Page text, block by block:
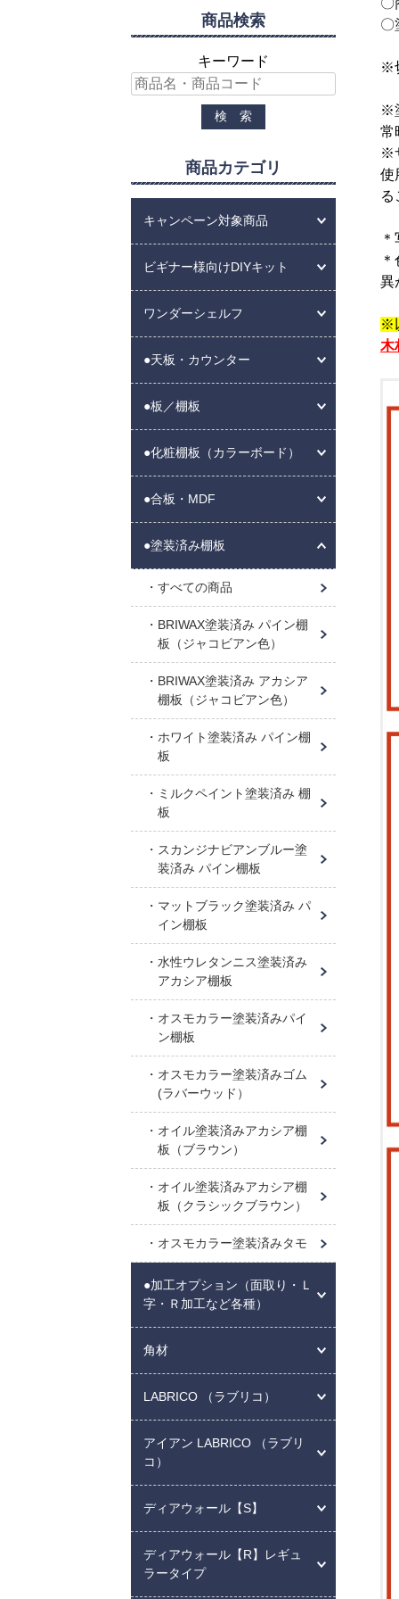
〇
※
※
常
※
使
る
＊
異
※
木
商品検索
キーワード
商品カテゴリ
キャンペーン対象商品
ビギナー様向けDIYキット
ワンダーシェルフ
●天板・カウンター
●板／棚板
●化粧棚板（カラーボード）
●合板・MDF
●塗装済み棚板
すべての商品
BRIWAX塗装済み パイン棚
板（ジャコビアン色）
BRIWAX塗装済み アカシア
棚板（ジャコビアン色）
ホワイト塗装済み パイン棚
板
ミルクペイント塗装済み 棚
板
スカンジナビアンブルー塗
装済み パイン棚板
マットブラック塗装済み パ
イン棚板
水性ウレタンニス塗装済み
アカシア棚板
オスモカラー塗装済みパイ
ン棚板
オスモカラー塗装済みゴム
(ラバーウッド）
オイル塗装済みアカシア棚
板（ブラウン）
オイル塗装済みアカシア棚
板（クラシックブラウン）
オスモカラー塗装済みタモ
●加工オプション（面取り・Ｌ
字・Ｒ加工など各種）
角材
LABRICO （ラブリコ）
アイアン LABRICO （ラブリ
コ）
ディアウォール【S】
ディアウォール【R】レギュ
ラータイプ